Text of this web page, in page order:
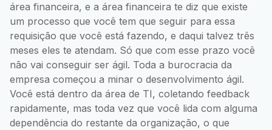
área financeira, e a área financeira te diz que existe
um processo que você tem que seguir para essa
requisição que você está fazendo, e daqui talvez três
meses eles te atendam. Só que com esse prazo você
não vai conseguir ser ágil. Toda a burocracia da
empresa começou a minar o desenvolvimento ágil.
Você está dentro da área de TI, coletando feedback
rapidamente, mas toda vez que você lida com alguma
dependência do restante da organização, o que